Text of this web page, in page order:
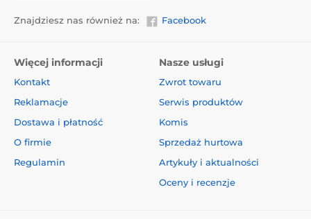
256 GB, nowa zawartość nadpisuje poprzednią
wystarczająco dużo materiału, może automatycznie
edytować filmy.
wynosi 0,6 m/s
Kompaktowy rozmiar:
pozwala dotrzeć tam, gdzie
nie może dotrzeć żaden inny aparat
Wymiary:
7,6 x 7,6 x 7 cm, waga 223 g
Znajdziesz nas również na: Facebook
Więcej informacji
Kontakt
Reklamacje
Dostawa i płatność
O firmie
Regulamin
Nasze usługi
Zwrot towaru
Serwis produktów
Komis
Sprzedaż hurtowa
Artykuły i aktualności
Oceny i recenzje